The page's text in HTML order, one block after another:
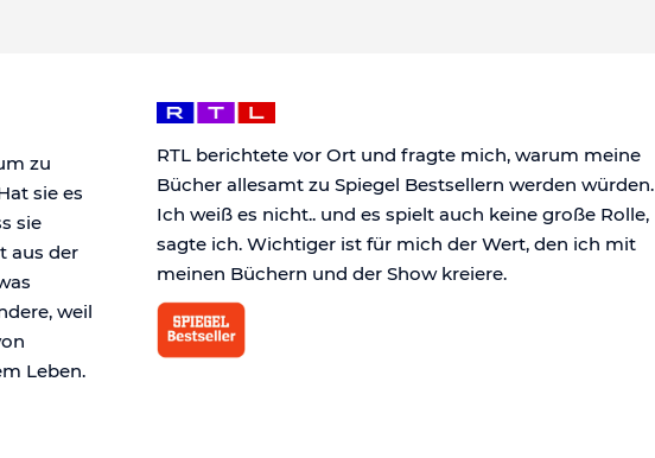
zu
sie es
sie
aus der
weil
Leben.
RTL berichtete vor Ort und fragte mich, warum meine
Bücher allesamt zu Spiegel Bestsellern werden würden.
Ich weiß es nicht.. und es spielt auch keine große Rolle,
sagte ich. Wichtiger ist für mich der Wert, den ich mit
meinen Büchern und der Show kreiere.